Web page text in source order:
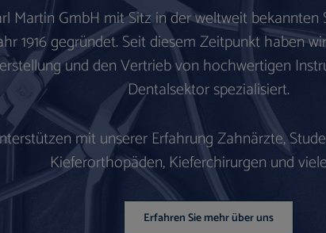
Martin GmbH mit Sitz in der weltweit bekannten
1916 gegründet.Seit diesem Zeitpunkt haben
und den Vertrieb von hochwertigen
Dentalsektor spezialisiert.
mit unserer Erfahrung Zahnärzte,
Kieferorthopäden, Kieferchirurgen und
Erfahren Sie mehr über uns